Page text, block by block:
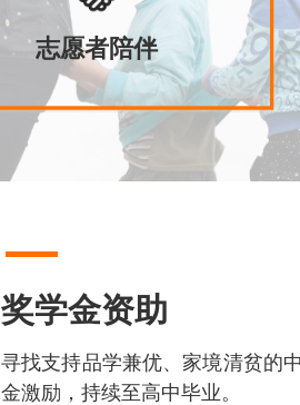
志愿者陪伴
奖学金资助
寻找支持品学兼优、家境清贫的
金激励，持续至高中毕业。